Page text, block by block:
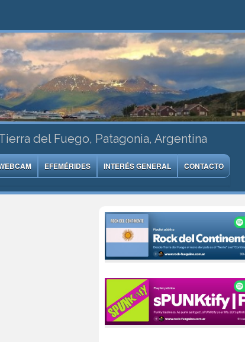
del Fuego, Patagonia, Argentina
EFEMÉRIDES INTERÉS GENERAL CONTACTO